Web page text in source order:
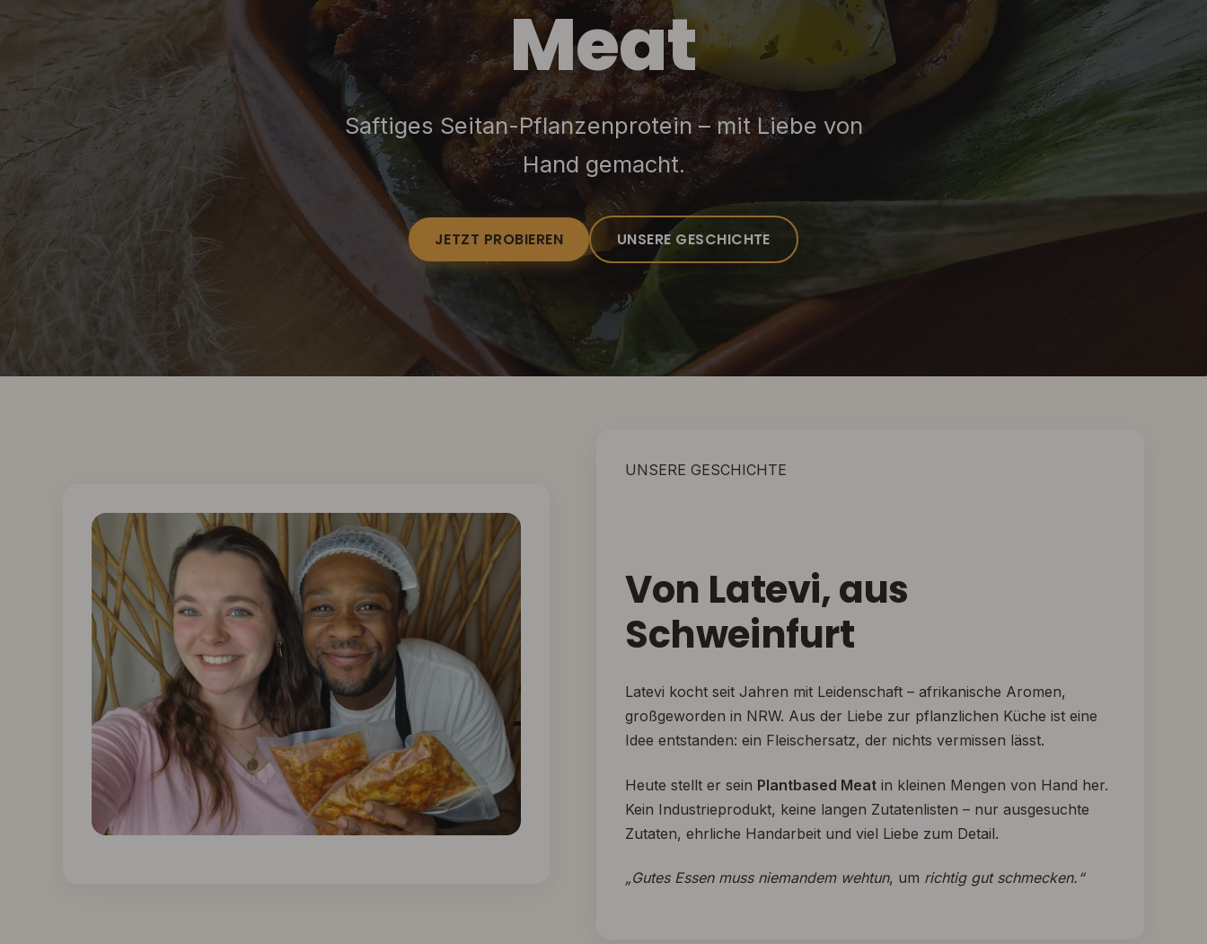
Meat
Saftiges Seitan-Pflanzenprotein – mit Liebe von
Hand gemacht.
JETZT PROBIEREN UNSERE GESCHICHTE
UNSERE GESCHICHTE
Von Latevi, aus
Schweinfurt
Latevi kocht seit Jahren mit Leidenschaft – afrikanische Aromen,
großgeworden in NRW. Aus der Liebe zur pflanzlichen Küche ist eine
Idee entstanden: ein Fleischersatz, der nichts vermissen lässt.
Heute stellt er sein Plantbased Meat in kleinen Mengen von Hand her.
Kein Industrieprodukt, keine langen Zutatenlisten – nur ausgesuchte
Zutaten, ehrliche Handarbeit und viel Liebe zum Detail.
„Gutes Essen muss niemandem wehtun, um richtig gut schmecken.“